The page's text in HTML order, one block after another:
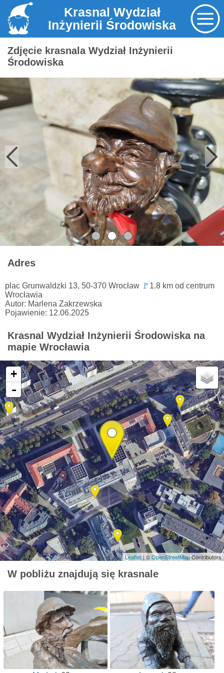
Krasnal Wydział
Inżynierii Środowiska
Zdjęcie krasnala Wydział Inżynierii
Środowiska
Adres
plac Grunwaldzki 13, 50-370 Wrocław 🚩 1.8 km od centrum
Wrocławia
Autor: Marlena Zakrzewska
Pojawienie: 12.06.2025
Krasnal Wydział Inżynierii Środowiska na
mapie Wrocławia
+
-
Leaflet| ©OpenStreetMapContributors
W pobliżu znajdują się krasnale